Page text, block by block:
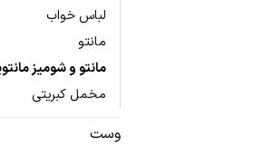
لباس خواب
مانتو
مانتو و شومیز
مخمل کبریتی
وست